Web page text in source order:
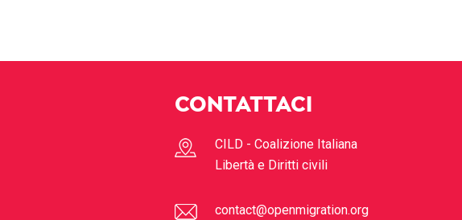
CONTATTACI
CILD - Coalizione Italiana
Libertà e Diritti civili
contact@openmigration.org